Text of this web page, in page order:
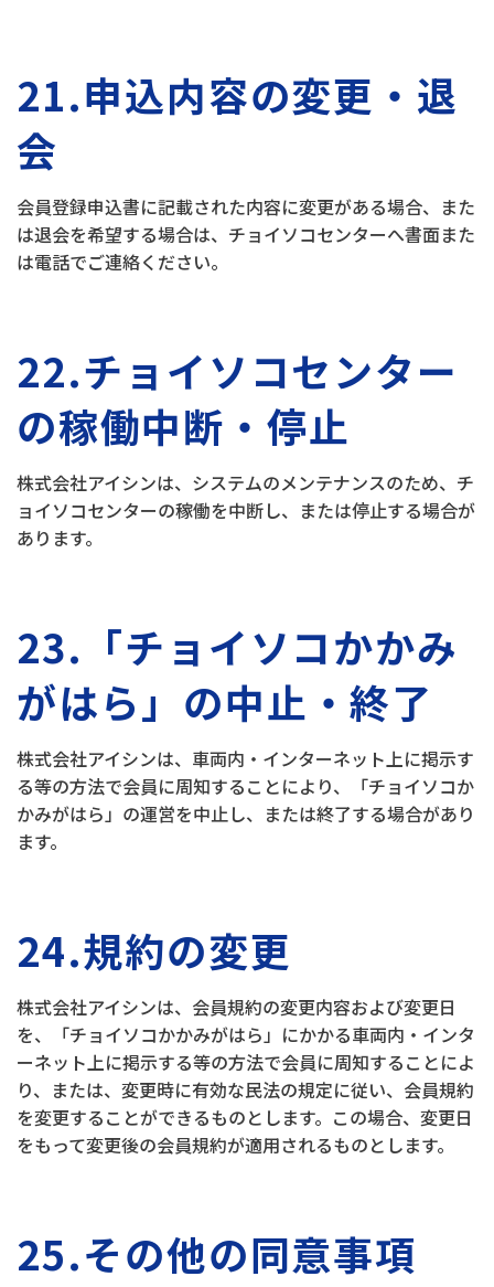
21.申込内容の変更・退
会
会員登録申込書に記載された内容に変更がある場合、また
は退会を希望する場合は、チョイソコセンターへ書面また
は電話でご連絡ください。
22.チョイソコセンター
の稼働中断・停止
株式会社アイシンは、システムのメンテナンスのため、チ
ョイソコセンターの稼働を中断し、または停止する場合が
あります。
23.「チョイソコかかみ
がはら」の中止・終了
株式会社アイシンは、車両内・インターネット上に掲示す
る等の方法で会員に周知することにより、「チョイソコか
かみがはら」の運営を中止し、または終了する場合があり
ます。
24.規約の変更
株式会社アイシンは、会員規約の変更内容および変更日
を、「チョイソコかかみがはら」にかかる車両内・インタ
ーネット上に掲示する等の方法で会員に周知することによ
り、または、変更時に有効な民法の規定に従い、会員規約
を変更することができるものとします。この場合、変更日
をもって変更後の会員規約が適用されるものとします。
25.その他の同意事項